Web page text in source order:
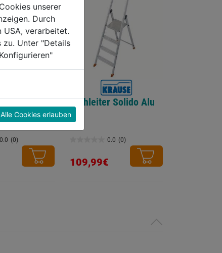
Holz
0.0 (0)
Stehleiter Solido Alu
0.0 (0)
von
109,99€
unserer
Durch
USA, verarbeitet.
zu. Unter "Details
Alle Cookies erlauben